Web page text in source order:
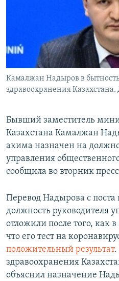
Камалжан Надыров в
здравоохранения Казахстана.
Бывший заместитель
Казахстана Камалжан
акима назначен на
управления
сообщила во вторник
Перевод Надырова с
должность руководителя
отложили после того, как в
что его тест на
положительный результат.
здравоохранения
объяснил назначение